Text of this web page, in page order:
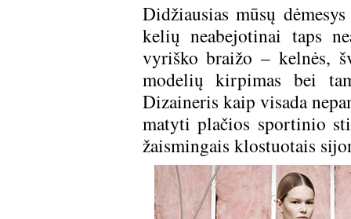
Didžiausias mūsų
kelių neabejotinai taps
vyriško braižo – kelnės,
modelių kirpimas bei
Dizaineris kaip visada
matyti plačios sportinio
žaismingais klostuotais